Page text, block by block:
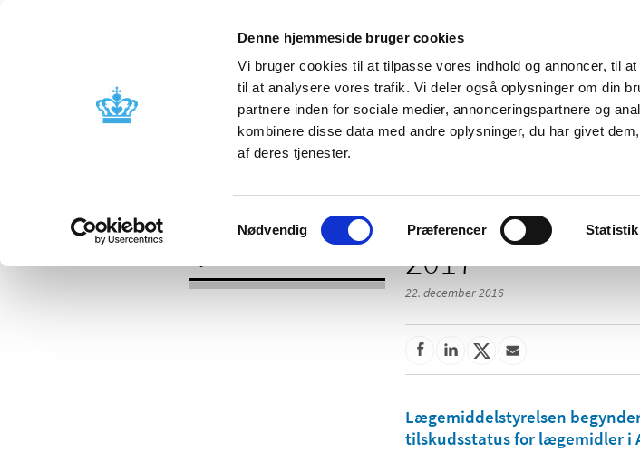
Denne hjemmeside bruger cookies
Vi bruger cookies til at tilpasse vores indhold og annoncer, til
til at analysere vores trafik. Vi deler også oplysninger om din
partnere inden for sociale medier, annonceringspartnere og
kombinere disse data med andre oplysninger, du har givet
af deres tjenester.
Samtykkevalg
Nødvendig Præferencer Statistik
Godkendelse og
Bivirkninger og
produktinformation
Tilskud og
2017
22. december 2016
Lægemiddelstyrelsen
tilskudsstatus for lægemidler i